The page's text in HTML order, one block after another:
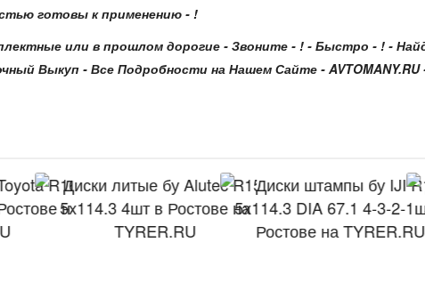
готовы к применению - !
или в прошлом дорогие - Звоните - ! - Быстро - ! -
Выкуп - Все Подробности на Нашем Сайте - AVTOMANY.RU